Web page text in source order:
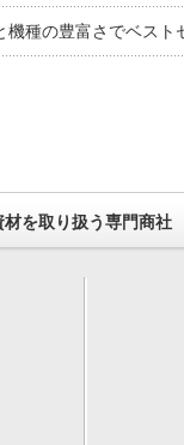
の豊富さでベスト
を取り扱う専門商社